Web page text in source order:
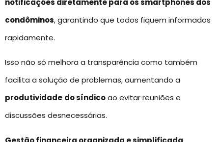
notificações diretamente para os smartphones dos
condôminos, garantindo que todos fiquem informados
rapidamente.
Isso não só melhora a transparência como também
facilita a solução de problemas, aumentando a
produtividade do síndicoao evitar reuniões e
discussões desnecessárias.